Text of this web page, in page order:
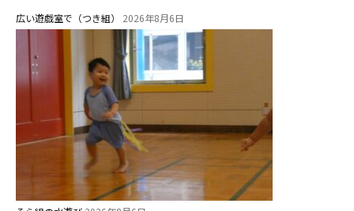
広い遊戯室で（つき組） 2026年8月6日
今日の幼稚園
園児募集要項
教職員募集
園のこと
園舎案内
安⼼・安全対策